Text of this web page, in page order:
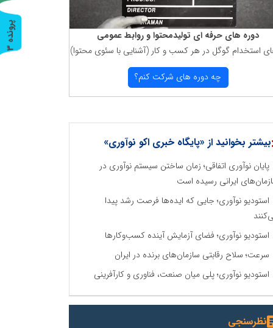
دوره های حرفه ای تولیدمحتوا و روابط عمومی
استخدام گوگل در هر كسب و كار (آشنایی با سئوی محتوا)
چه دوره های شركت كنم؟
بیشتر بخوانید از «پایگاه خبری اکو نوآوری»
پایان نوآوری اتفاقی؛ زمان ساختن سیستم نوآوری در
ایرانی رسیده است
استودیو نوآوری؛ جایی که ایده‌ها فرصت رشد پیدا
استودیو نوآوری؛ فضای آزمایش آینده کسب‌وکارها
سرعت؛ سلاح رقابتی سازمان‌های برنده در ایران
استودیو نوآوری؛ پلی میان صنعت، فناوری و کارآفرینی
نظرسنجی
پ
ر
و
ن
د
ه
3